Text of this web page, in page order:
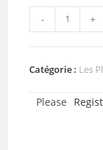
quantité
de
de
cut
- +
Catégorie : Les
Please